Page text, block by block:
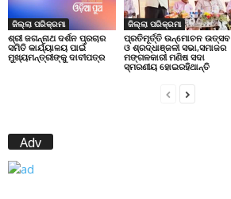
ଜିଲ୍ଲା ପରିକ୍ରମା
ଶ୍ରୀ ଜଗନ୍ନାଥ ଦର୍ଶନ ପ୍ରଚାର
ସମିତି କାର୍ଯ୍ୟାଳୟ ପାଇଁ
ମୁଖ୍ୟମନ୍ତ୍ରୀଙ୍କୁ ଦାବୀପତ୍ର
ଜିଲ୍ଲା ପରିକ୍ରମା
ପ୍ରତିମୂର୍ତ୍ତି ଉନ୍ମୋଚନ ଉତ୍ସବ
ଓ ଶ୍ରଦ୍ଧାଞ୍ଜଳୀ ସଭା,ସମାଜର
ମଙ୍ଗଳକାରୀ ମଣିଷ ସଦା
ସ୍ମରଣୀୟ ହୋଇରହିଥାନ୍ତି
Adv